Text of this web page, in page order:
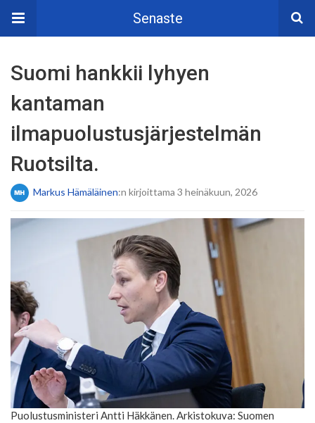
Senaste
Suomi hankkii lyhyen
kantaman
ilmapuolustusjärjestelmän
Ruotsilta.
Markus Hämäläinen:n kirjoittama 3 heinäkuun, 2026
Puolustusministeri Antti Häkkänen. Arkistokuva: Suomen